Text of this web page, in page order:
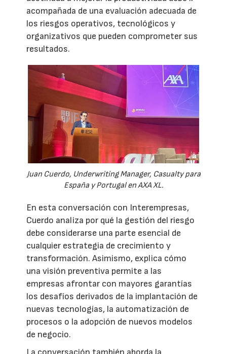
acompañada de una evaluación adecuada de
los riesgos operativos, tecnológicos y
organizativos que pueden comprometer sus
resultados.
Juan Cuerdo, Underwriting Manager, Casualty para
España y Portugal en AXA XL.
En esta conversación con Interempresas,
Cuerdo analiza por qué la gestión del riesgo
debe considerarse una parte esencial de
cualquier estrategia de crecimiento y
transformación. Asimismo, explica cómo
una visión preventiva permite a las
empresas afrontar con mayores garantías
los desafíos derivados de la implantación de
nuevas tecnologías, la automatización de
procesos o la adopción de nuevos modelos
de negocio.